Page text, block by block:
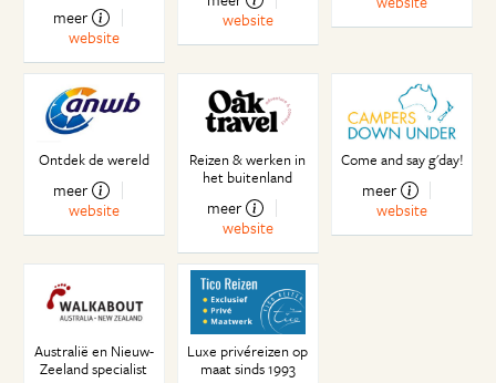
Wakker worden in the middle of nowhere
Stapels pannenkoeken aan de westkust
Zoveel meer dan een pitstop
Tot in Tonga en weer terug
Vervloekte flyers in Tongariro National Park
Vakantie in eigen land
Het boerderijleven van een insectenhater
Ver van mijn bed
Wat een saai land
Het regent, het regent...
Paniekvoetbal
Beroemd over de hele wereld!
90 Miles Beach?
meer
website
website
Ontdek de wereld
meer
website
Reizen & werken in
het buitenland
meer
website
Come and say g'day!
meer
website
Australië en Nieuw-
Zeeland specialist
Luxe privéreizen op
maat sinds 1993